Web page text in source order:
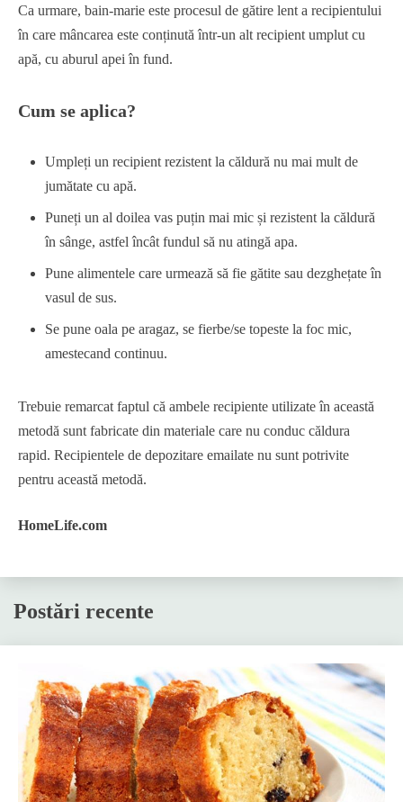
Ca urmare, bain-marie este procesul de gătire lent a recipientului
în care mâncarea este conținută într-un alt recipient umplut cu
apă, cu aburul apei în fund.
Cum se aplica?
Umpleți un recipient rezistent la căldură nu mai mult de
jumătate cu apă.
Puneți un al doilea vas puțin mai mic și rezistent la căldură
în sânge, astfel încât fundul să nu atingă apa.
Pune alimentele care urmează să fie gătite sau dezghețate în
vasul de sus.
Se pune oala pe aragaz, se fierbe/se topeste la foc mic,
amestecand continuu.
Trebuie remarcat faptul că ambele recipiente utilizate în această
metodă sunt fabricate din materiale care nu conduc căldura
rapid. Recipientele de depozitare emailate nu sunt potrivite
pentru această metodă.
HomeLife.com
Postări recente